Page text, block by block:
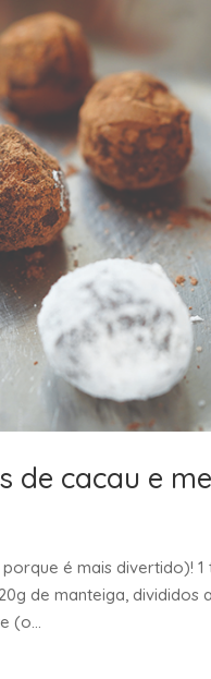
de cacau e
é mais divertido)!
de manteiga,